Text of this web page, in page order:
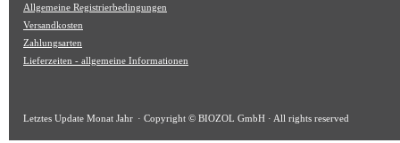
Allgemeine Registrierbedingungen
Versandkosten
Zahlungsarten
Lieferzeiten - allgemeine Informationen
Letztes Update Monat Jahr · Copyright © BIOZOL GmbH · All rights reserved